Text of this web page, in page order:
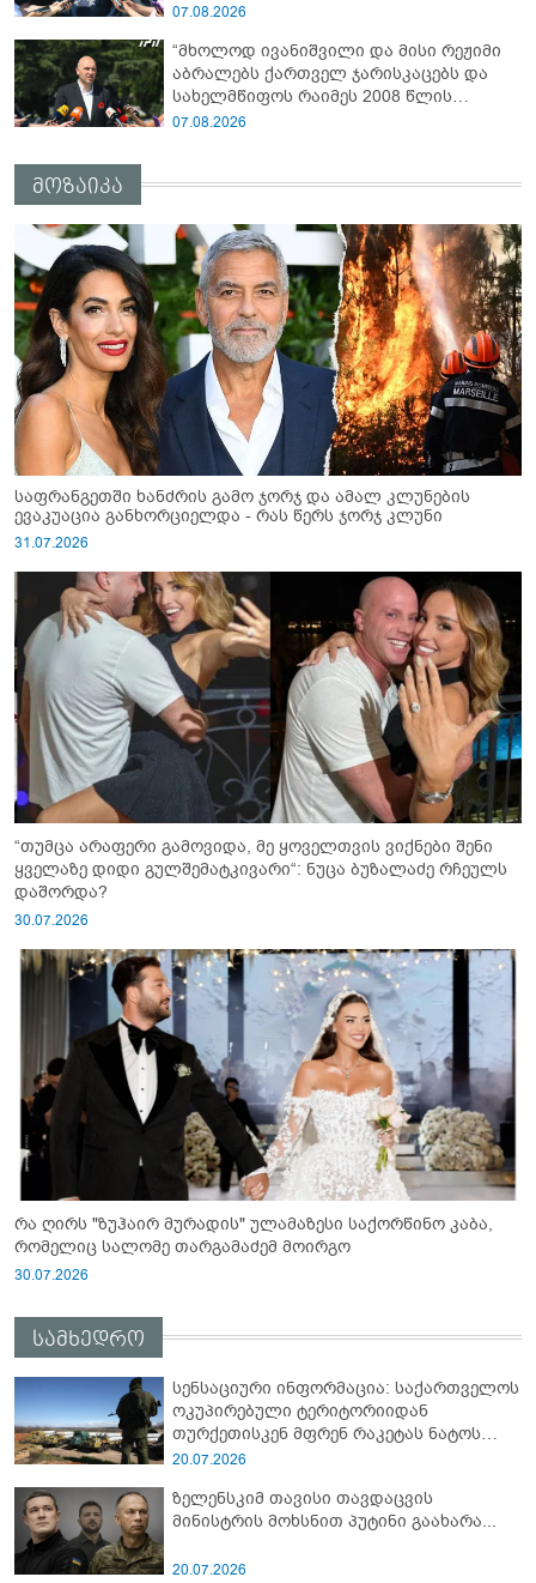
დაიწყო...“ - გიორგი ბარამიძე
07.08.2026
“მხოლოდ ივანიშვილი და მისი რეჟიმი
აბრალებს ქართველ ჯარისკაცებს და
სახელმწიფოს რაიმეს 2008 წლის
აგვისტოს ომში“ - ირაკლი
07.08.2026
მოზაიკა
საფრანგეთში ხანძრის გამო ჯორჯ და ამალ კლუნების
ევაკუაცია განხორციელდა - რას წერს ჯორჯ კლუნი
31.07.2026
“თუმცა არაფერი გამოვიდა, მე ყოველთვის ვიქნები შენი
ყველაზე დიდი გულშემატკივარი“: ნუცა ბუზალაძე რჩეულს
დაშორდა?
30.07.2026
რა ღირს "ზუჰაირ მურადის" ულამაზესი საქორწინო კაბა,
რომელიც სალომე თარგამაძემ მოირგო
30.07.2026
სამხედრო
სენსაციური ინფორმაცია: საქართველოს
ოკუპირებული ტერიტორიიდან
თურქეთისკენ მფრენ რაკეტას ნატოს
სამიტი კინაღამ ჩაუშლია
20.07.2026
ზელენსკიმ თავისი თავდაცვის
მინისტრის მოხსნით პუტინი გაახარა...
20.07.2026